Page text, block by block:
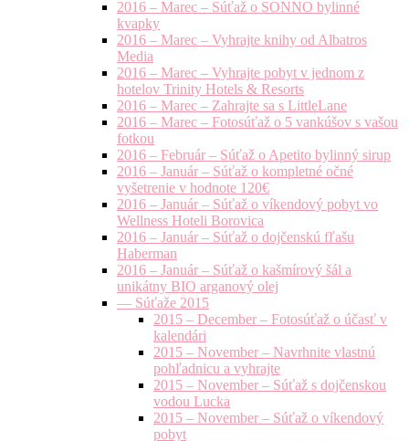
2016 – Marec – Súťaž o SONNO bylinné
kvapky
2016 – Marec – Vyhrajte knihy od Albatros
Media
2016 – Marec – Vyhrajte pobyt v jednom z
hotelov Trinity Hotels & Resorts
2016 – Marec – Zahrajte sa s LittleLane
2016 – Marec – Fotosúťaž o 5 vankúšov s vašou
fotkou
2016 – Február – Súťaž o Apetito bylinný sirup
2016 – Január – Súťaž o kompletné očné
vyšetrenie v hodnote 120€
2016 – Január – Súťaž o víkendový pobyt vo
Wellness Hoteli Borovica
2016 – Január – Súťaž o dojčenskú fľašu
Haberman
2016 – Január – Súťaž o kašmírový šál a
unikátny BIO arganový olej
— Súťaže 2015
2015 – December – Fotosúťaž o účasť v
kalendári
2015 – November – Navrhnite vlastnú
pohľadnicu a vyhrajte
2015 – November – Súťaž s dojčenskou
vodou Lucka
2015 – November – Súťaž o víkendový
pobyt